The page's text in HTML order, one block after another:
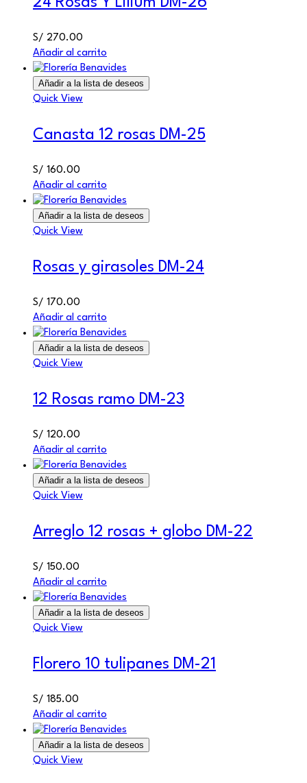
S/ 270.00
Añadir al carrito
Añadir a la lista de deseos
Quick View
Canasta 12 rosas DM-25
S/ 160.00
Añadir al carrito
Añadir a la lista de deseos
Quick View
Rosas y girasoles DM-24
S/ 170.00
Añadir al carrito
Añadir a la lista de deseos
Quick View
12 Rosas ramo DM-23
S/ 120.00
Añadir al carrito
Añadir a la lista de deseos
Quick View
Arreglo 12 rosas + globo DM-22
S/ 150.00
Añadir al carrito
Añadir a la lista de deseos
Quick View
Florero 10 tulipanes DM-21
S/ 185.00
Añadir al carrito
Añadir a la lista de deseos
Quick View